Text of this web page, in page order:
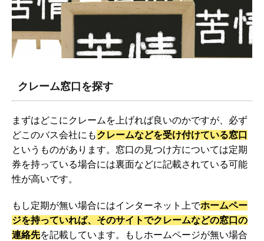
クレーム窓口を探す
まずはどこにクレームを上げれば良いのかですが、必ず
どこのバス会社にもクレームなどを受け付けている窓口
というものがあります。窓口の見つけ方については定期
券を持っている場合には裏面などに記載されている可能
性が高いです。
もし定期が無い場合にはインターネット上でホームペー
ジを持っていれば、そのサイトでクレームなどの窓口の
連絡先を記載しています。もしホームページが無い場合